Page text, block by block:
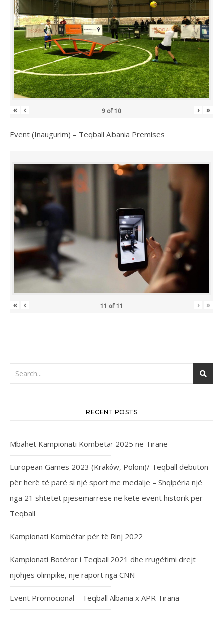
« ‹ 9 of 10 › »
Event (Inaugurim) – Teqball Albania Premises
« ‹ 11 of 11 › »
RECENT POSTS
Mbahet Kampionati Kombëtar 2025 në Tiranë
European Games 2023 (Kraków, Poloni)/ Teqball debuton
për herë të parë si një sport me medalje – Shqipëria një
nga 21 shtetet pjesëmarrëse në këtë event historik për
Teqball
Kampionati Kombëtar për të Rinj 2022
Kampionati Botëror i Teqball 2021 dhe rrugëtimi drejt
njohjes olimpike, një raport nga CNN
Event Promocional – Teqball Albania x APR Tirana